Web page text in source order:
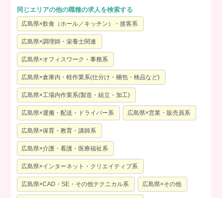
同じエリアの他の職種の求人を検索する
広島県×飲食（ホール／キッチン）・接客系
広島県×調理師・栄養士関連
広島県×オフィスワーク・事務系
広島県×倉庫内・軽作業系(仕分け・梱包・検品など)
広島県×工場内作業系(製造・組立・加工)
広島県×運搬・配送・ドライバー系 広島県×営業・販売員系
広島県×保育・教育・講師系
広島県×介護・看護・医療福祉系
広島県×インターネット・クリエイティブ系
広島県×CAD・SE・その他テクニカル系 広島県×その他